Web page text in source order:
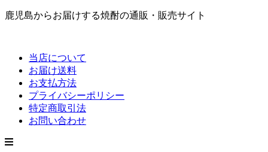
鹿児島からお届けする焼酎の通販・販売サイト
当店について
お届け送料
お支払方法
プライバシーポリシー
特定商取引法
お問い合わせ